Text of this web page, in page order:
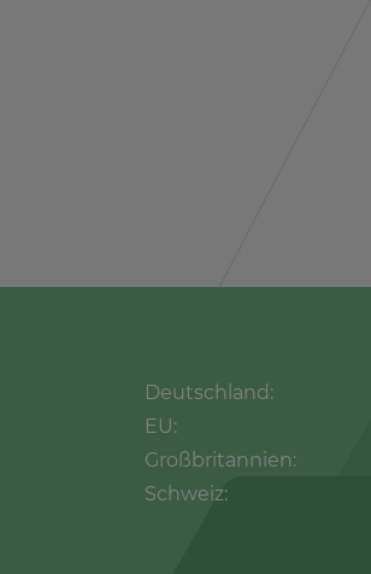
Deutsch­land:
EU:
Groß­bri­tan­ni­en:
Schweiz: